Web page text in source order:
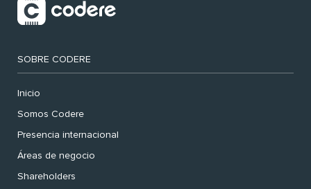
SOBRE CODERE
Inicio
Somos Codere
Presencia internacional
Áreas de negocio
Shareholders